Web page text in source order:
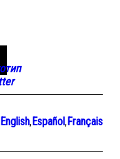
English,Español,Français